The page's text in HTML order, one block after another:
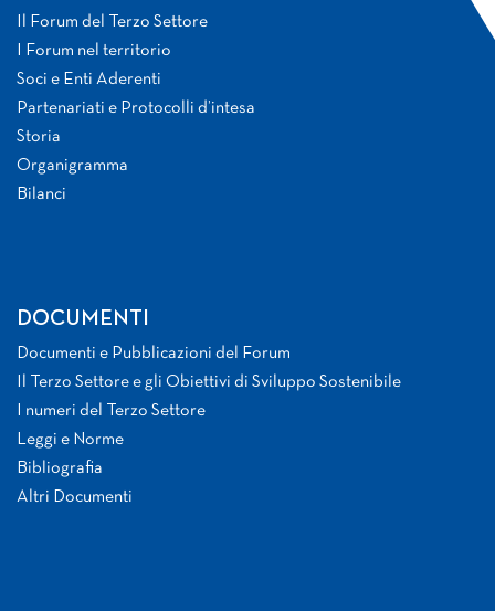
Il Forum del Terzo Settore
I Forum nel territorio
Soci e Enti Aderenti
Partenariati e Protocolli d’intesa
Storia
Organigramma
Bilanci
DOCUMENTI
Documenti e Pubblicazioni del Forum
Il Terzo Settore e gli Obiettivi di Sviluppo Sostenibile
I numeri del Terzo Settore
Leggi e Norme
Bibliografia
Altri Documenti